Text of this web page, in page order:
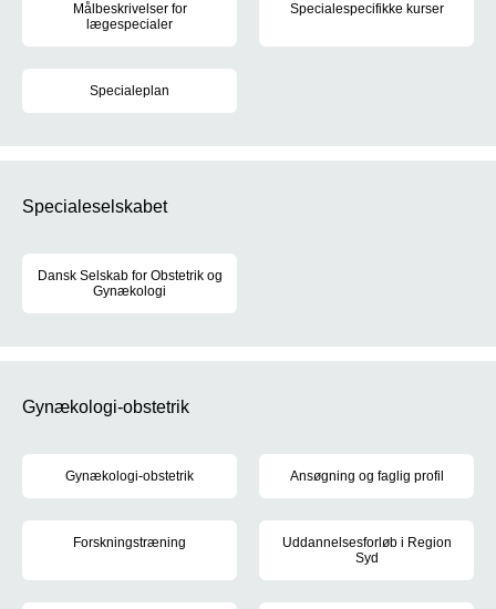
Målbeskrivelser for
lægespecialer
Specialespecifikke kurser
Specialeplan
Specialeselskabet
Dansk Selskab for Obstetrik og
Gynækologi
Gynækologi-obstetrik
Gynækologi-obstetrik Ansøgning og faglig profil
Forskningstræning
Du skal gennemføre forskningstræning i dit
Uddannelsesforløb i Region
Syd